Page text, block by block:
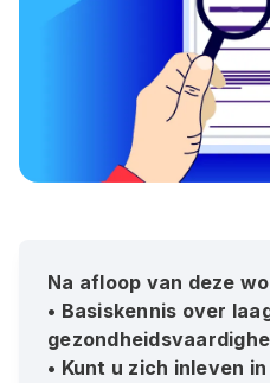
Na afloop van deze
• Basiskennis over
• Kunt u zich inleven